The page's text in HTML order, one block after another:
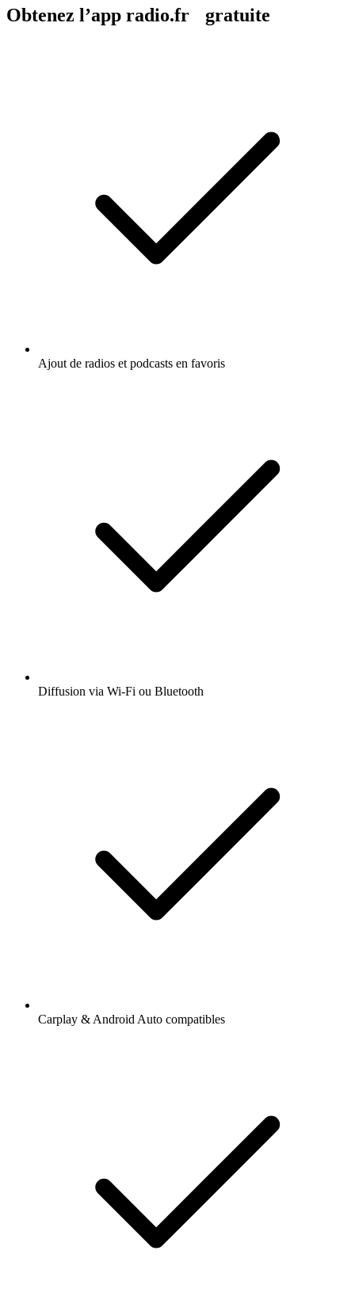
Obtenez l’app radio.fr gratuite
Ajout de radios et podcasts en favoris
Diffusion via Wi-Fi ou Bluetooth
Carplay & Android Auto compatibles